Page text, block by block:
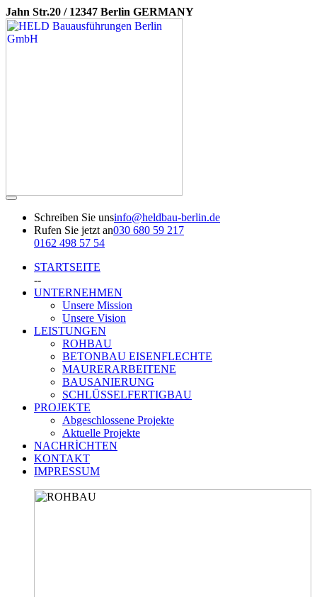
Jahn Str.20 / 12347 Berlin GERMANY
Schreiben Sie unsinfo@heldbau-berlin.de
Rufen Sie jetzt an030 680 59 217
0162 498 57 54
STARTSEITE
--
UNTERNEHMEN
Unsere Mission
Unsere Vision
LEISTUNGEN
ROHBAU
BETONBAU EISENFLECHTE
MAURERARBEITENE
BAUSANIERUNG
SCHLÜSSELFERTIGBAU
PROJEKTE
Abgeschlossene Projekte
Aktuelle Projekte
NACHRİCHTEN
KONTAKT
IMPRESSUM